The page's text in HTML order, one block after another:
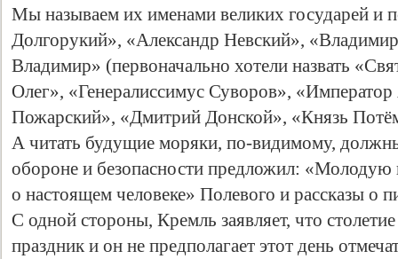
Мы называем их именами великих государей и
Долгорукий», «Александр Невский»,
Владимир» (первоначально хотели назвать
Олег», «Генералиссимус Суворов»,
Пожарский», «Дмитрий Донской», «Князь
А читать будущие моряки, по-видимому,
обороне и безопасности предложил:
о настоящем человеке» Полевого и рассказы о
С одной стороны, Кремль заявляет, что
праздник и он не предполагает этот день